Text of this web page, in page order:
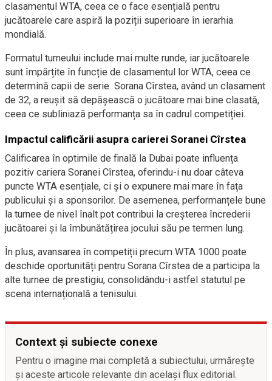
clasamentul WTA, ceea ce o face esențială pentru
jucătoarele care aspiră la poziții superioare în ierarhia
mondială.
Formatul turneului include mai multe runde, iar jucătoarele
sunt împărțite în funcție de clasamentul lor WTA, ceea ce
determină capii de serie. Sorana Cîrstea, având un clasament
de 32, a reușit să depășească o jucătoare mai bine clasată,
ceea ce subliniază performanța sa în cadrul competiției.
Impactul calificării asupra carierei Soranei Cîrstea
Calificarea în optimile de finală la Dubai poate influența
pozitiv cariera Soranei Cîrstea, oferindu-i nu doar câteva
puncte WTA esențiale, ci și o expunere mai mare în fața
publicului și a sponsorilor. De asemenea, performanțele bune
la turnee de nivel înalt pot contribui la creșterea încrederii
jucătoarei și la îmbunătățirea jocului său pe termen lung.
În plus, avansarea în competiții precum WTA 1000 poate
deschide oportunități pentru Sorana Cîrstea de a participa la
alte turnee de prestigiu, consolidându-i astfel statutul pe
scena internațională a tenisului.
Context și subiecte conexe
Pentru o imagine mai completă a subiectului, urmărește
și aceste articole relevante din același flux editorial.